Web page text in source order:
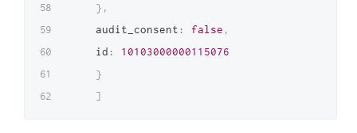
} ,
    audit_consent
: false ,
    id
:
10103000000115076
}
]